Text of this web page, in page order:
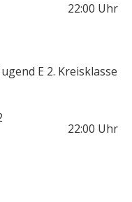
22:00 Uhr
E 2. Kreisklasse
22:00 Uhr